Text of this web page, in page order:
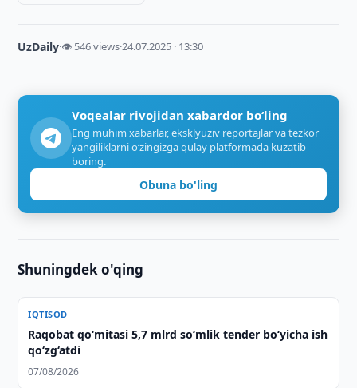
UzDaily·👁 546 views·24.07.2025 · 13:30
Voqealar rivojidan xabardor bo‘ling
Eng muhim xabarlar, eksklyuziv reportajlar va tezkor
yangiliklarni o‘zingizga qulay platformada kuzatib
boring.
Obuna bo'ling
Shuningdek o'qing
IQTISOD
Raqobat qo‘mitasi 5,7 mlrd so‘mlik tender bo‘yicha ish
qo‘zg‘atdi
07/08/2026